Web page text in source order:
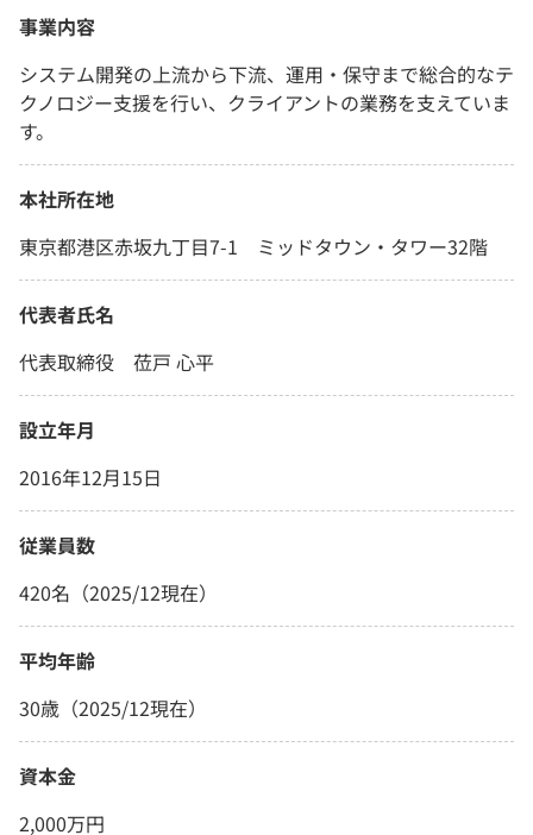
事業内容
システム開発の上流から下流、運用・保守まで総合的なテ
クノロジー支援を行い、クライアントの業務を支えていま
す。
本社所在地
東京都港区赤坂九丁目7-1 ミッドタウン・タワー32階
代表者氏名
代表取締役 莅戸 心平
設立年月
2016年12月15日
従業員数
420名（2025/12現在）
平均年齢
30歳（2025/12現在）
資本金
2,000万円